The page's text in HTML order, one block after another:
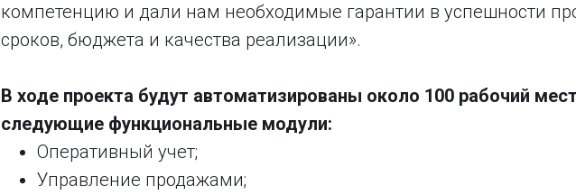
компетенцию и дали нам необходимые гарантии в успешности
сроков, бюджета и качества реализации».
В ходе проекта будут автоматизированы около 100 рабочий
следующие функциональные модули:
Оперативный учет;
Управление продажами;